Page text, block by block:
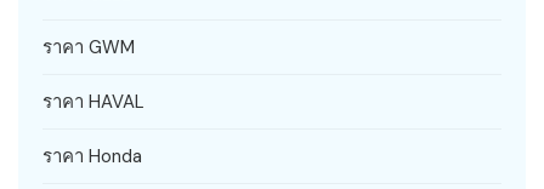
ราคา GWM
ราคา HAVAL
ราคา Honda